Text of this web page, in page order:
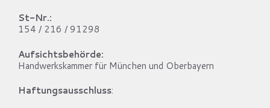
St-Nr.:
154 / 216 / 91298
Aufsichtsbehörde:
Handwerkskammer für München und Oberbayern
Haftungsausschluss: